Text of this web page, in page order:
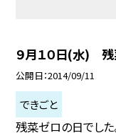
９月１０日(水) 残
公開日 2014/09/11
できごと
残菜ゼロの日でした